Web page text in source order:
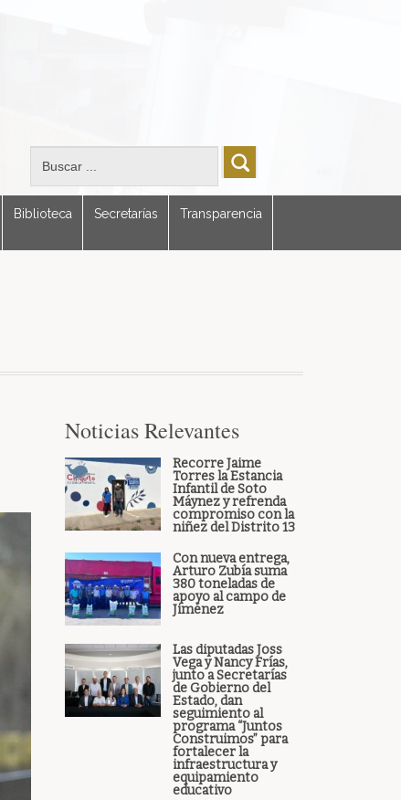
Biblioteca Secretarías Transparencia
Noticias Relevantes
Recorre Jaime
Torres la Estancia
Infantil de Soto
Máynez y refrenda
compromiso con la
niñez del Distrito 13
Con nueva entrega,
Arturo Zubía suma
380 toneladas de
apoyo al campo de
Jiménez
Las diputadas Joss
Vega y Nancy Frías,
junto a Secretarías
de Gobierno del
Estado, dan
seguimiento al
programa “Juntos
Construimos” para
fortalecer la
infraestructura y
equipamiento
educativo